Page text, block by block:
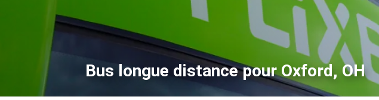
Bus longue distance pour Oxford, OH